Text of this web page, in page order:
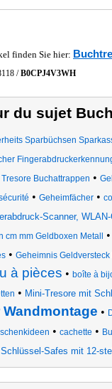
finden Sie hier:
/B0CPJ4V3WH
du sujet
Sparbüchsen
Tresore Buchattrappen •
• Geheimfächer•
Scanner,
mm Geldboxen Metall
•
• Geheimnis
à pièces • boîte à
• Mini-Tresore mit
•
• cachette •
Schlüssel-Safes mit 12-